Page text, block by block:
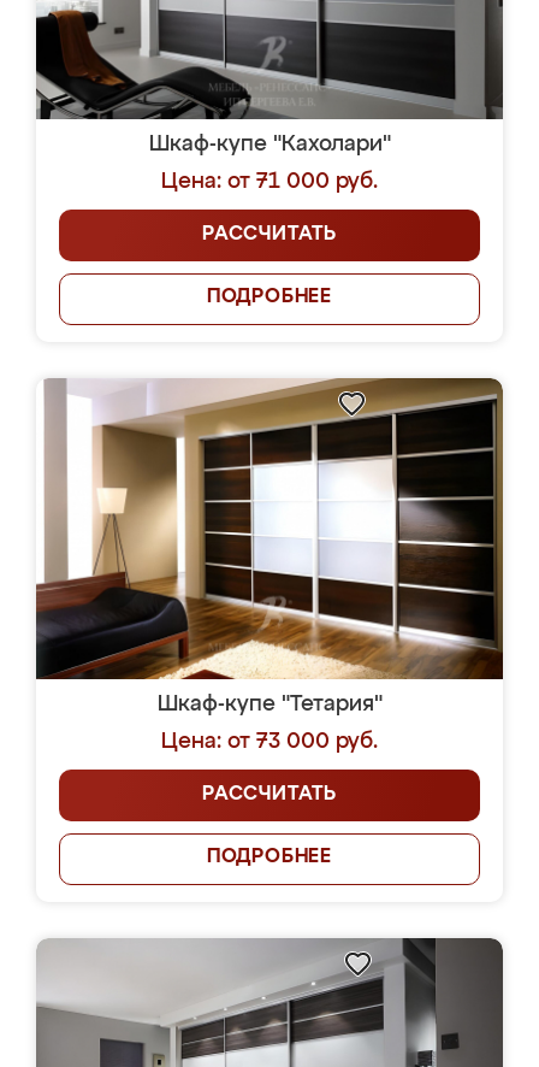
Шкаф-купе "Кахолари"
Цена: от 71 000 руб.
РАССЧИТАТЬ
ПОДРОБНЕЕ
Шкаф-купе "Тетария"
Цена: от 73 000 руб.
РАССЧИТАТЬ
ПОДРОБНЕЕ